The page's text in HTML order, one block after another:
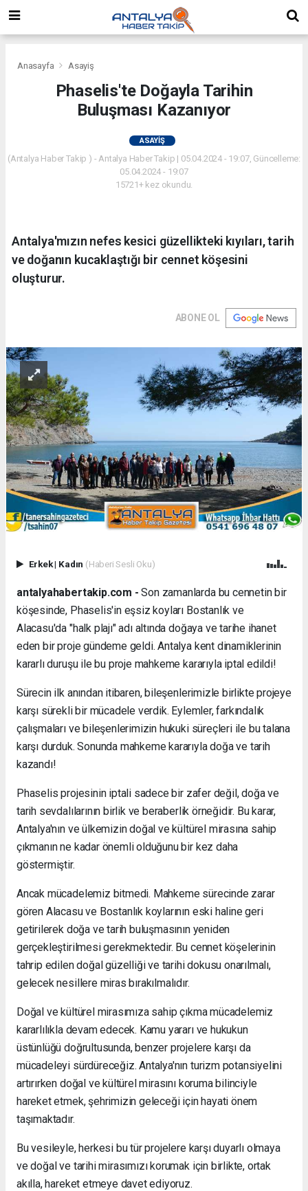
Anasayfa Asayiş
Phaselis'te Doğayla Tarihin
Buluşması Kazanıyor
ASAYIŞ
(Antalya Haber Takip ) - Antalya Haber Takip | 05.04.2024 - 19:07, Güncelleme:
05.04.2024 - 19:07
15721+ kez okundu.
Antalya'mızın nefes kesici güzellikteki kıyıları, tarih
ve doğanın kucaklaştığı bir cennet köşesini
oluşturur.
ABONE OL
Erkek| Kadın (Haberi Sesli Oku)
antalyahabertakip.com - Son zamanlarda bu cennetin bir
köşesinde, Phaselis'in eşsiz koyları Bostanlık ve
Alacasu'da "halk plajı" adı altında doğaya ve tarihe ihanet
eden bir proje gündeme geldi. Antalya kent dinamiklerinin
kararlı duruşu ile bu proje mahkeme kararıyla iptal edildi!
Sürecin ilk anından itibaren, bileşenlerimizle birlikte projeye
karşı sürekli bir mücadele verdik. Eylemler, farkındalık
çalışmaları ve bileşenlerimizin hukuki süreçleri ile bu talana
karşı durduk. Sonunda mahkeme kararıyla doğa ve tarih
kazandı!
Phaselis projesinin iptali sadece bir zafer değil, doğa ve
tarih sevdalılarının birlik ve beraberlik örneğidir. Bu karar,
Antalya'nın ve ülkemizin doğal ve kültürel mirasına sahip
çıkmanın ne kadar önemli olduğunu bir kez daha
göstermiştir.
Ancak mücadelemiz bitmedi. Mahkeme sürecinde zarar
gören Alacasu ve Bostanlık koylarının eski haline geri
getirilerek doğa ve tarih buluşmasının yeniden
gerçekleştirilmesi gerekmektedir. Bu cennet köşelerinin
tahrip edilen doğal güzelliği ve tarihi dokusu onarılmalı,
gelecek nesillere miras bırakılmalıdır.
Doğal ve kültürel mirasımıza sahip çıkma mücadelemiz
kararlılıkla devam edecek. Kamu yararı ve hukukun
üstünlüğü doğrultusunda, benzer projelere karşı da
mücadeleyi sürdüreceğiz. Antalya'nın turizm potansiyelini
artırırken doğal ve kültürel mirasını koruma bilinciyle
hareket etmek, şehrimizin geleceği için hayati önem
taşımaktadır.
Bu vesileyle, herkesi bu tür projelere karşı duyarlı olmaya
ve doğal ve tarihi mirasımızı korumak için birlikte, ortak
akılla, hareket etmeye davet ediyoruz.